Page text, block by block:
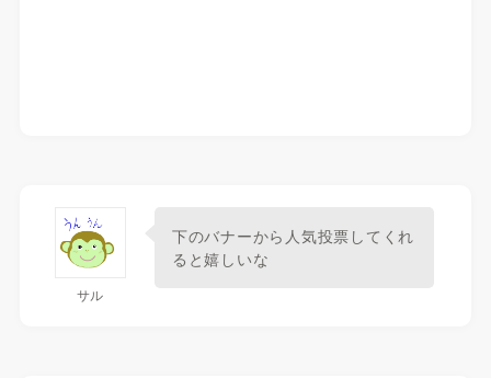
サル
下のバナーから人気投票してくれ
ると嬉しいな